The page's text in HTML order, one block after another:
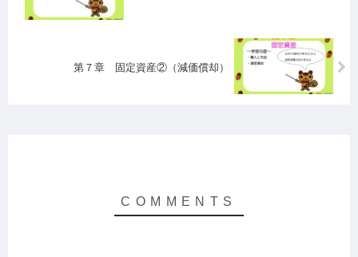
第７章 固定資産②（減価償却）